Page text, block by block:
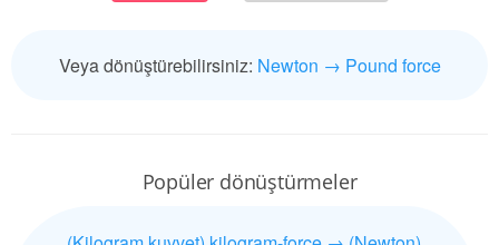
Veya dönüştürebilirsiniz: Newton → Pound force
Popüler dönüştürmeler